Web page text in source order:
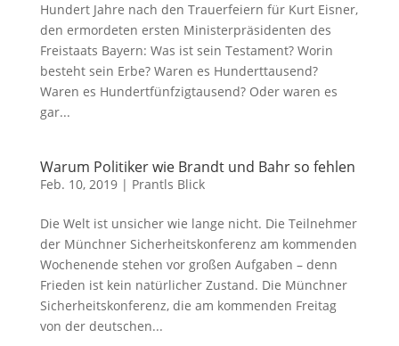
Hundert Jahre nach den Trauerfeiern für Kurt Eisner,
den ermordeten ersten Ministerpräsidenten des
Freistaats Bayern: Was ist sein Testament? Worin
besteht sein Erbe? Waren es Hunderttausend?
Waren es Hundertfünfzigtausend? Oder waren es
gar...
Warum Politiker wie Brandt und Bahr so fehlen
Feb. 10, 2019| Prantls Blick
Die Welt ist unsicher wie lange nicht. Die Teilnehmer
der Münchner Sicherheitskonferenz am kommenden
Wochenende stehen vor großen Aufgaben – denn
Frieden ist kein natürlicher Zustand. Die Münchner
Sicherheitskonferenz, die am kommenden Freitag
von der deutschen...